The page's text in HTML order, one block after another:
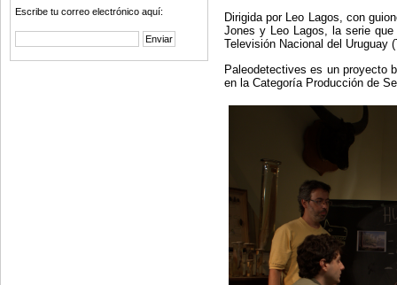
Escribe tu correo electrónico aquí:
Dirigida por Leo Lagos, con
Jones y Leo Lagos, la serie
Televisión Nacional del Uruguay
Paleodetectives es un proyecto
en la Categoría Producción de